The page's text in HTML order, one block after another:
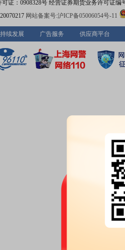
证：0908328号 经营证券期货业务许可证编
网站备案号:沪ICP备05006054号-11
续发展 广告服务 供应商平台